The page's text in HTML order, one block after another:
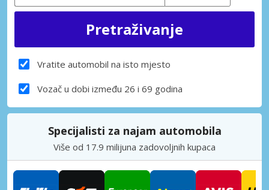
Vratite automobil na isto mjesto
Vozač u dobi između 26 i 69 godina
Specijalisti za najam automobila
Više od 17.9 milijuna zadovoljnih kupaca